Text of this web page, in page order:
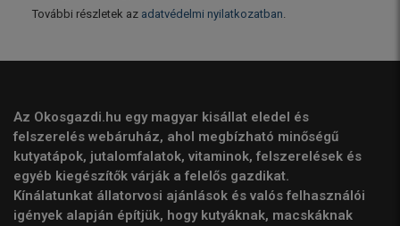
További részletek az adatvédelmi nyilatkozatban.
Az Okosgazdi.hu egy magyar kisállat eledel és
felszerelés webáruház, ahol megbízható minőségű
kutyatápok, jutalomfalatok, vitaminok, felszerelések és
egyéb kiegészítők várják a felelős gazdikat.
Kínálatunkat állatorvosi ajánlások és valós felhasználói
igények alapján építjük, hogy kutyáknak, macskáknak